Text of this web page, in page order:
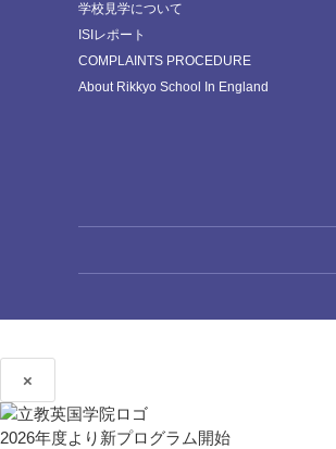
学校見学について
ISIレポート
COMPLAINTS PROCEDURE
About Rikkyo School In England
×
2026年度より新プログラム開始